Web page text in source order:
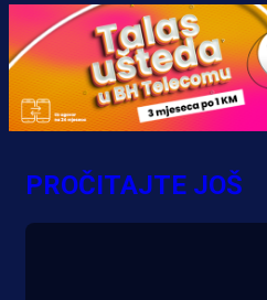
5 h 28 min
PROČITAJTE JOŠ